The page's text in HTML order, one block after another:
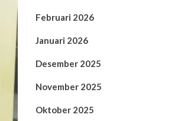
Februari 2026
Januari 2026
Desember 2025
November 2025
Oktober 2025